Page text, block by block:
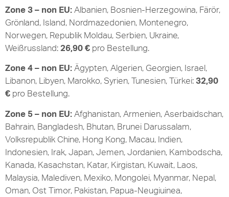
Zone 3 – non EU: Albanien, Bosnien-Herzegowina, Färör,
Grönland, Island, Nordmazedonien, Montenegro,
Norwegen, Republik Moldau, Serbien, Ukraine,
Weißrussland: 26,90 € pro Bestellung.
Zone 4 – non EU: Ägypten, Algerien, Georgien, Israel,
Libanon, Libyen, Marokko, Syrien, Tunesien, Türkei: 32,90
€ pro Bestellung.
Zone 5 – non EU: Afghanistan, Armenien, Aserbaidschan,
Bahrain, Bangladesh, Bhutan, Brunei Darussalam,
Volksrepublik Chine, Hong Kong, Macau, Indien,
Indonesien, Irak, Japan, Jemen, Jordanien, Kambodscha,
Kanada, Kasachstan, Katar, Kirgistan, Kuwait, Laos,
Malaysia, Malediven, Mexiko, Mongolei, Myanmar, Nepal,
Oman, Ost Timor, Pakistan, Papua-Neugiuinea,